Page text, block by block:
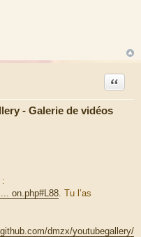
- Galerie de vidéos
Citation
:
on.php#L88 . Tu l’as
dmzx/youtubegallery/